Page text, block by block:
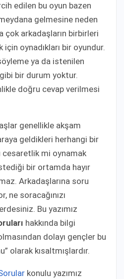
edilen bu oyun bazen
gelmesine neden
çok arkadaşların birbirleri
için oynadıkları bir oyundur.
ya da istenilen
bir durum yoktur.
doğru cevap verilmesi
genellikle akşam
geldikleri herhangi bir
mi oynamak
bir ortamda hayır
Arkadaşlarına soru
ne soracağınızı
Bu yazımız
hakkında bilgi
dolayı gençler bu
olarak kısaltmışlardır.
konulu yazımız